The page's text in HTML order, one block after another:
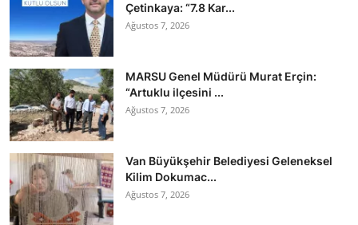
Çetinkaya: “7.8 Kar...
Ağustos 7, 2026
MARSU Genel Müdürü Murat Erçin:
“Artuklu ilçesini ...
Ağustos 7, 2026
Van Büyükşehir Belediyesi Geleneksel
Kilim Dokumac...
Ağustos 7, 2026